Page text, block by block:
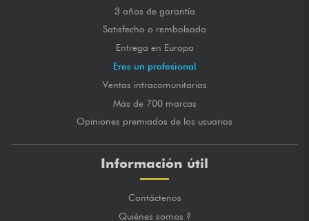
3 años de garantía
Satisfecho o rembolsado
Entrega en Europa
Eres un profesional
Ventas intracomunitarias
Más de 700 marcas
Opiniones premiados de los usuarios
Información útil
Contáctenos
Quiénes somos ?